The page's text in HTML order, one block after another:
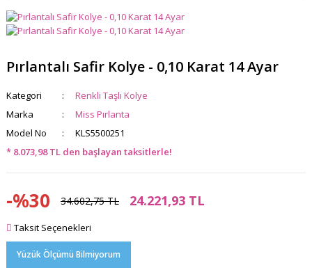
Pırlantalı Safir Kolye - 0,10 Karat 14 Ayar
Kategori
Renkli Taşlı Kolye
Marka
Miss Pırlanta
Model No
KLS5500251
* 8.073,98 TL den başlayan taksitlerle!
-%30 34.602,75 TL 24.221,93 TL
Taksit Seçenekleri
Yüzük Ölçümü Bilmiyorum